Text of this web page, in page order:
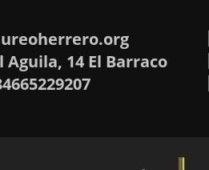
Aguila, 14 El Barraco